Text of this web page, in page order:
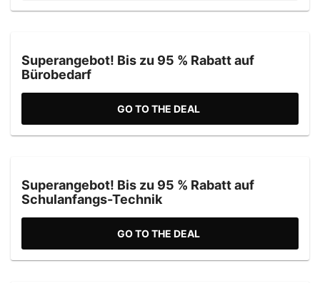
Superangebot! Bis zu 95 % Rabatt auf
Bürobedarf
GO TO THE DEAL
Superangebot! Bis zu 95 % Rabatt auf
Schulanfangs-Technik
GO TO THE DEAL